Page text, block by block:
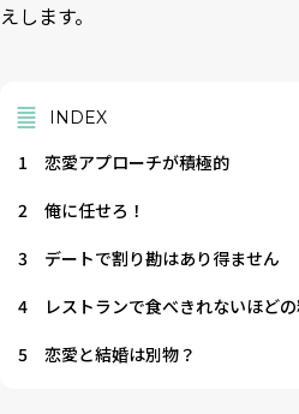
えします。
INDEX
1
恋愛アプローチが積極的
2
俺に任せろ！
3
デートで割り勘はあり得ません
4
レストランで食べきれないほど
5
恋愛と結婚は別物？